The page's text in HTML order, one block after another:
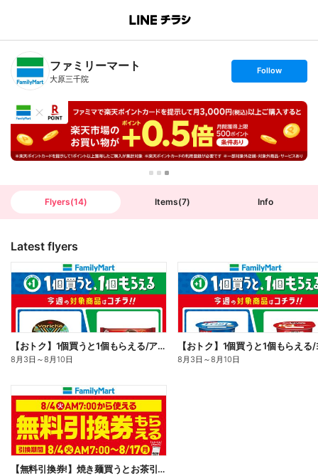
B
n
T
ファミリーマート
大原三千院
s
t
o
l
l
w
Follow
Flyers(14) Items(7) Info
Latest flyers
【おトク】1個買うと1個もらえる/アイス
8月3日 ～8月10日 8月3日 ～8月10日
【無料引換券!】焼き麺買うとお茶引換券貰える!